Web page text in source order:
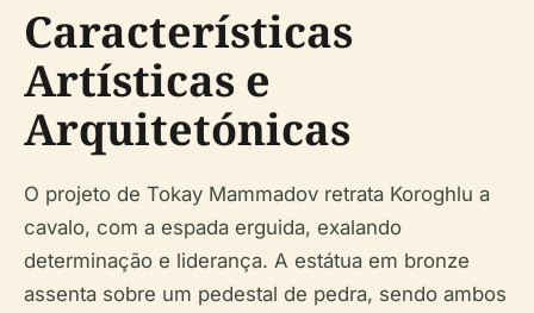
Características
Artísticas e
Arquitetónicas
O projeto de Tokay Mammadov retrata Koroghlu a
cavalo, com a espada erguida, exalando
determinação e liderança. A estátua em bronze
assenta sobre um pedestal de pedra, sendo ambos